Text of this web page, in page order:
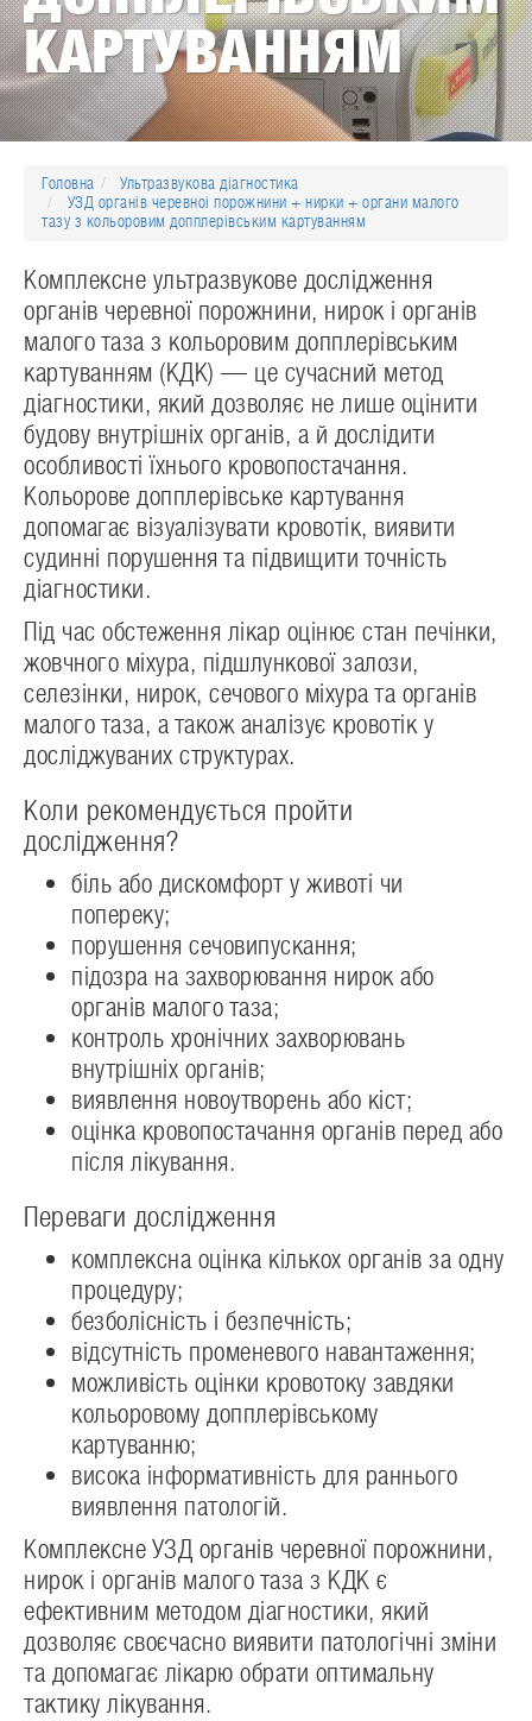
тазу
з
кольоровим
допплерівським
картуванням
КАРТУВАННЯМ
Головна
Ультразвукова діагностика
УЗД органів черевноі порожнини + нирки + органи малого
тазу з кольоровим допплерівським картуванням
Комплексне ультразвукове дослідження
органів черевної порожнини, нирок і органів
малого таза з кольоровим допплерівським
картуванням (КДК) — це сучасний метод
діагностики, який дозволяє не лише оцінити
будову внутрішніх органів, а й дослідити
особливості їхнього кровопостачання.
Кольорове допплерівське картування
допомагає візуалізувати кровотік, виявити
судинні порушення та підвищити точність
діагностики.
Під час обстеження лікар оцінює стан печінки,
жовчного міхура, підшлункової залози,
селезінки, нирок, сечового міхура та органів
малого таза, а також аналізує кровотік у
досліджуваних структурах.
Коли рекомендується пройти
дослідження?
біль або дискомфорт у животі чи
попереку;
порушення сечовипускання;
підозра на захворювання нирок або
органів малого таза;
контроль хронічних захворювань
внутрішніх органів;
виявлення новоутворень або кіст;
оцінка кровопостачання органів перед або
після лікування.
Переваги дослідження
комплексна оцінка кількох органів за одну
процедуру;
безболісність і безпечність;
відсутність променевого навантаження;
можливість оцінки кровотоку завдяки
кольоровому допплерівському
картуванню;
висока інформативність для раннього
виявлення патологій.
Комплексне УЗД органів черевної порожнини,
нирок і органів малого таза з КДК є
ефективним методом діагностики, який
дозволяє своєчасно виявити патологічні зміни
та допомагає лікарю обрати оптимальну
тактику лікування.